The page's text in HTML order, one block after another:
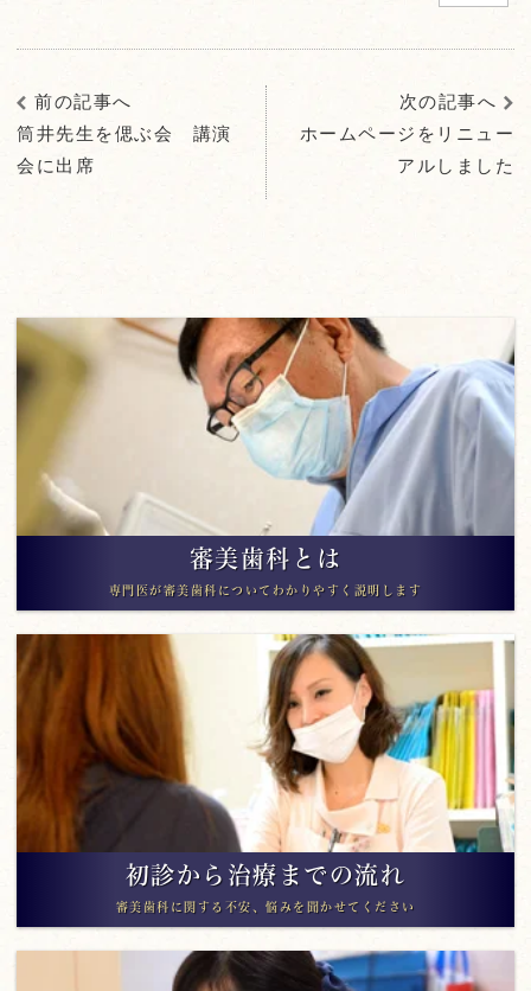
前の記事へ
筒井先生を偲ぶ会 講演
会に出席
次の記事へ
ホームページをリニュー
アルしました
審美歯科とは
専門医が審美歯科についてわかりやすく説明します
初診から治療までの流れ
審美歯科に関する不安、悩みを聞かせてください